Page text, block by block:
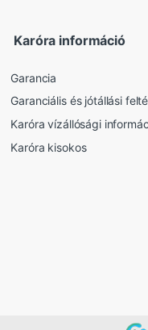
Karóra információ
Garancia
Garanciális és jótállási
Karóra vízállósági
Karóra kisokos